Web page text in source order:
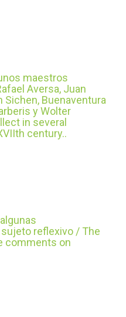
maestros
Aversa, Juan
Sichen, Buenaventura
y Wolter
in several
century..
reflexivo / The
comments on